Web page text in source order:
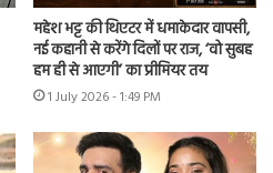
महेश भट्ट की थिएटर में धमाकेदार वापसी,
नई कहानी से करेंगे दिलों पर राज, ‘वो सुबह
हम ही से आएगी’ का प्रीमियर तय
1 July 2026 - 1:49 PM